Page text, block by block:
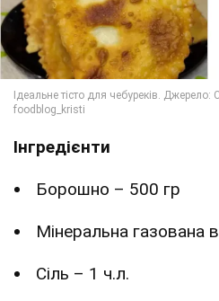
Інгредієнти
Борошно – 500 гр
Мінеральна газована
Сіль – 1 ч.л.